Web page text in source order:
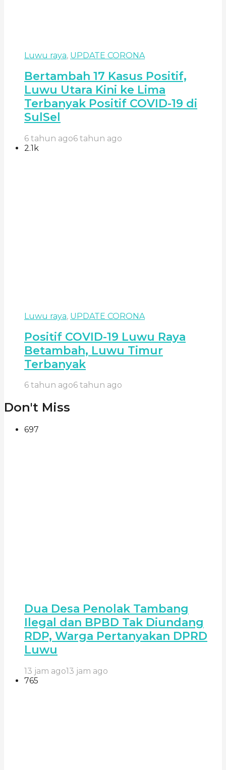
Luwu raya, UPDATE CORONA
Bertambah 17 Kasus Positif,
Luwu Utara Kini ke Lima
Terbanyak Positif COVID-19 di
SulSel
6 tahun ago6 tahun ago
2.1k
Luwu raya, UPDATE CORONA
Positif COVID-19 Luwu Raya
Betambah, Luwu Timur
Terbanyak
6 tahun ago6 tahun ago
Don't Miss
697
Dua Desa Penolak Tambang
Ilegal dan BPBD Tak Diundang
RDP, Warga Pertanyakan DPRD
Luwu
13 jam ago13 jam ago
765